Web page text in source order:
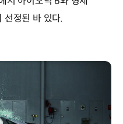
선정된 바 있다.